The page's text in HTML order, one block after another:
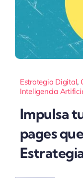
Estrategia Digital,
Inteligencia
Impulsa
pages